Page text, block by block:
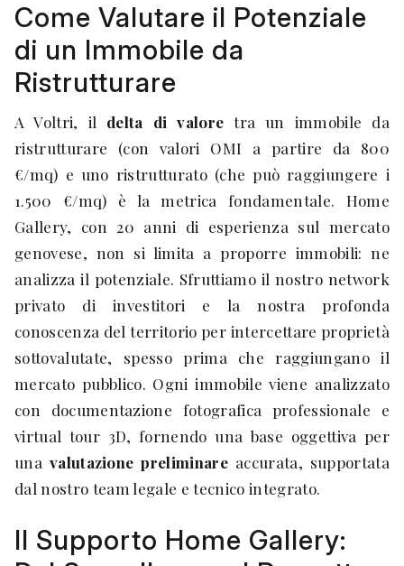
Come Valutare il Potenziale
di un Immobile da
Ristrutturare
A Voltri, il delta di valore tra un immobile da
ristrutturare (con valori OMI a partire da 800
€/mq) e uno ristrutturato (che può raggiungere i
1.500 €/mq) è la metrica fondamentale. Home
Gallery, con 20 anni di esperienza sul mercato
genovese, non si limita a proporre immobili: ne
analizza il potenziale. Sfruttiamo il nostro network
privato di investitori e la nostra profonda
conoscenza del territorio per intercettare proprietà
sottovalutate, spesso prima che raggiungano il
mercato pubblico. Ogni immobile viene analizzato
con documentazione fotografica professionale e
virtual tour 3D, fornendo una base oggettiva per
una valutazione preliminare accurata, supportata
dal nostro team legale e tecnico integrato.
Il Supporto Home Gallery: